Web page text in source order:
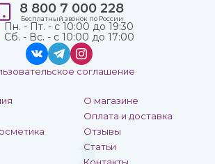
О магазине
Оплата и доставка
Отзывы
Статьи
8 800 7 000 228
Бесплатный звонок по России
Пн. - Пт. - с 10:00 до 19:30
Сб. - Вс. - с 10:00 до 17:00
соглашение